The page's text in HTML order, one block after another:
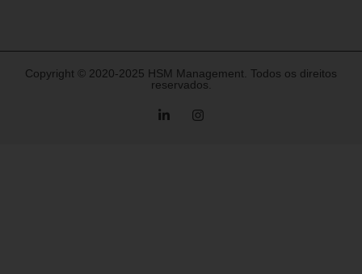
Copyright © 2020-2025 HSM Management. Todos os direitos
reservados.